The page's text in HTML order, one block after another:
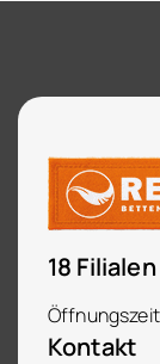
18
Kontakt